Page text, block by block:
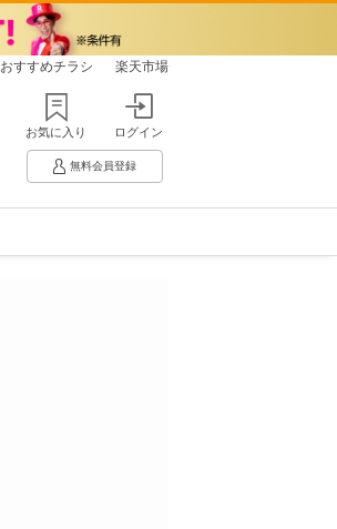
おすすめチラシ 楽天市場
お気に入り ログイン
無料会員登録